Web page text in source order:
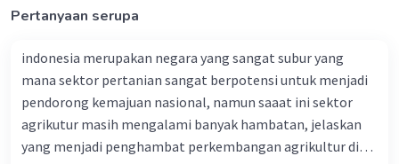
Vincent M Community Level 73
Jawaban terverifikasi
Pertanyaan serupa
indonesia merupakan negara yang sangat subur yang
mana sektor pertanian sangat berpotensi untuk menjadi
pendorong kemajuan nasional, namun saaat ini sektor
agrikutur masih mengalami banyak hambatan, jelaskan
yang menjadi penghambat perkembangan agrikultur di